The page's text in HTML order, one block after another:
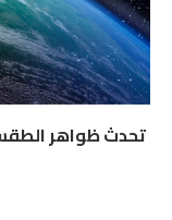
تحدث ظواهر